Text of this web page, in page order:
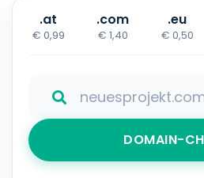
.at
€ 0,99
.com
€ 1,40
.eu
€ 0,50
DOMAIN-